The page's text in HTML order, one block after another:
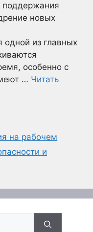
поддержания
новых
одной из главных
особенно с
… Читать
на рабочем
и